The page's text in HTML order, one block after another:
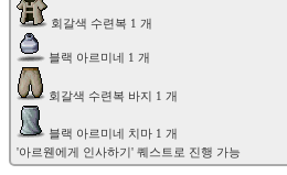
블랙 아르미네 치마 1 개